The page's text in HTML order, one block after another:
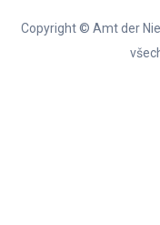
Copyright © Amt der